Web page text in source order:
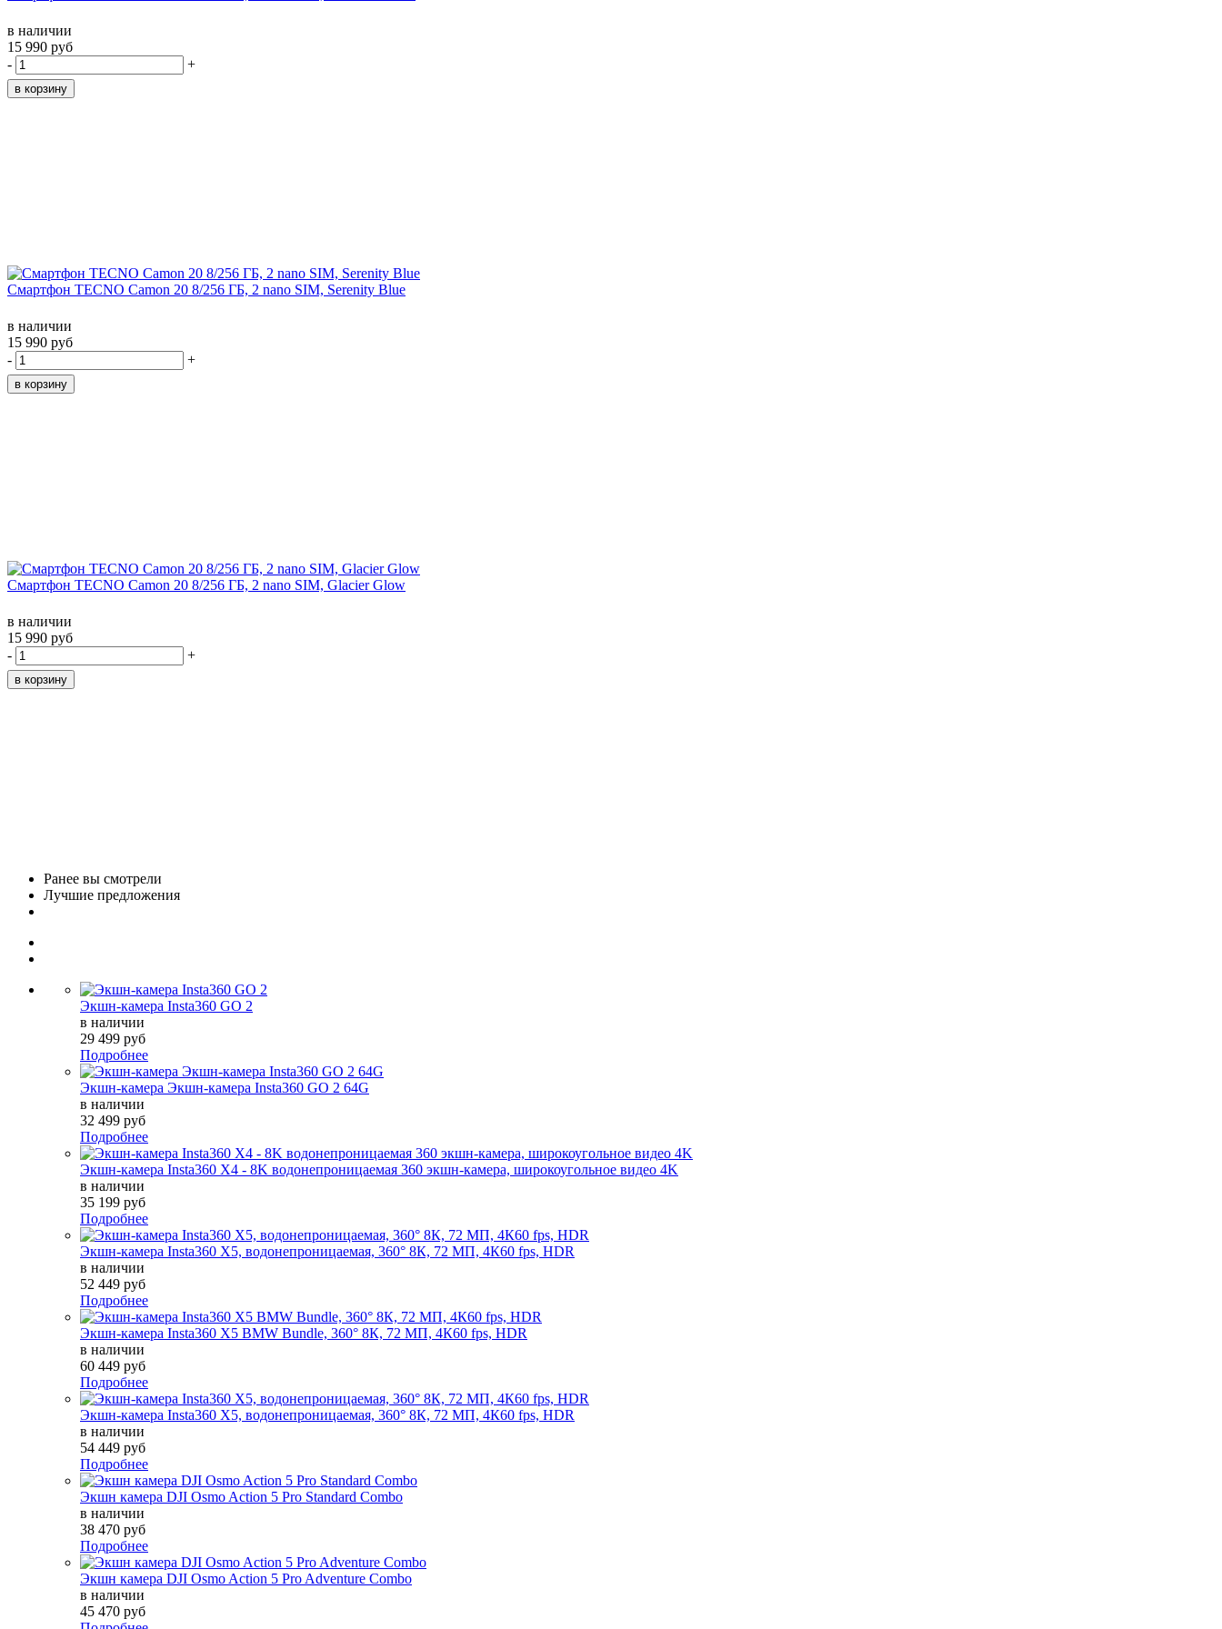
в наличии
15 990 руб
-
+
Смартфон TECNO Camon 20 8/256 ГБ, 2 nano SIM, Serenity Blue
в наличии
15 990 руб
-
+
Смартфон TECNO Camon 20 8/256 ГБ, 2 nano SIM, Glacier Glow
в наличии
15 990 руб
-
+
Ранее вы смотрели
Лучшие предложения
Экшн-камера Insta360 GO 2
в наличии
29 499 руб
Подробнее
Экшн-камера Экшн-камера Insta360 GO 2 64G
в наличии
32 499 руб
Подробнее
Экшн-камера Insta360 X4 - 8K водонепроницаемая 360 экшн-камера, широкоугольное видео 4K
в наличии
35 199 руб
Подробнее
Экшн-камера Insta360 X5, водонепроницаемая, 360° 8К, 72 МП, 4К60 fps, HDR
в наличии
52 449 руб
Подробнее
Экшн-камера Insta360 X5 BMW Bundle, 360° 8К, 72 МП, 4К60 fps, HDR
в наличии
60 449 руб
Подробнее
Экшн-камера Insta360 X5, водонепроницаемая, 360° 8К, 72 МП, 4К60 fps, HDR
в наличии
54 449 руб
Подробнее
Экшн камера DJI Osmo Action 5 Pro Standard Combo
в наличии
38 470 руб
Подробнее
Экшн камера DJI Osmo Action 5 Pro Adventure Combo
в наличии
45 470 руб